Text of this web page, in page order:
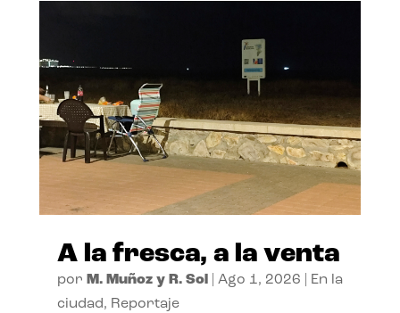
A la fresca, a la venta
por M. Muñoz y R. Sol| Ago 1, 2026
En la
ciudad, Reportaje